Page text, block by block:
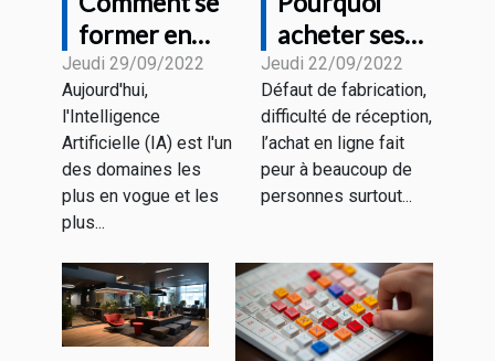
former en
Intelligence
Artificielle ?
Jeudi 29/09/2022
Aujourd'hui,
l'Intelligence
Artificielle (IA) est l'un
des domaines les
plus en vogue et les
plus...
acheter ses
appareils
auprès du
Magasin HD
PROTECH ?
Jeudi 22/09/2022
Défaut de fabrication,
difficulté de réception,
l’achat en ligne fait
peur à beaucoup de
personnes surtout...